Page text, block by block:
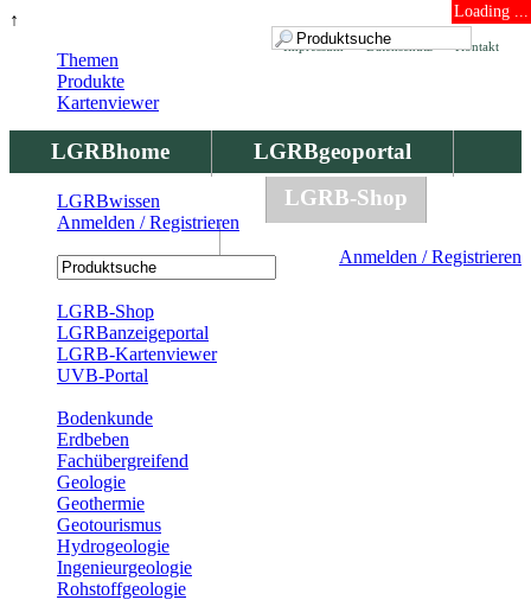
↑ Loading ...
Kontakt
Datenschutz
Impressum
LGRBhome
LGRBgeoportal
LGRBbohrungen
LGRB-Shop
Anmelden / Registrieren
Themen
Produkte
Kartenviewer
LGRBwissen
Anmelden / Registrieren
LGRB-Shop
LGRBanzeigeportal
LGRB-Kartenviewer
UVB-Portal
Bodenkunde
Erdbeben
Fachübergreifend
Geologie
Geothermie
Geotourismus
Hydrogeologie
Ingenieurgeologie
Rohstoffgeologie